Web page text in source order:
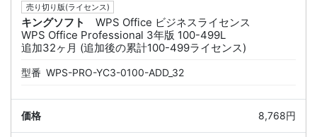
売り切り版(ライセンス)
キングソフト
WPS Office ビジネスライセンス
WPS Office Professional 3年版 100-499L
追加32ヶ月 (追加後の累計100-499ライセンス)
型番 WPS-PRO-YC3-0100-ADD_32
8,768円